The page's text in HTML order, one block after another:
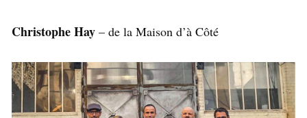
Christophe Hay – de la Maison d’à Côté